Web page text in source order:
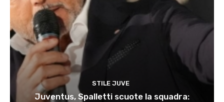
STILE JUVE
Juventus, Spalletti scuote la squadra: